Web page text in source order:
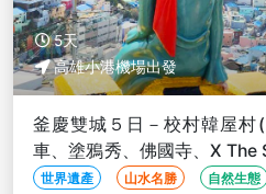
5天
高雄小港機場出發
釜慶雙城５日－校村韓屋
車、塗鴉秀、佛國寺、X The
發世界遺產 山水名勝 自然生態